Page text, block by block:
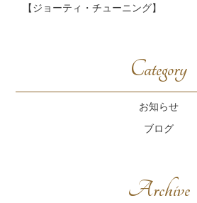
【ジョーティ・チューニング】
Category
お知らせ
ブログ
Archive